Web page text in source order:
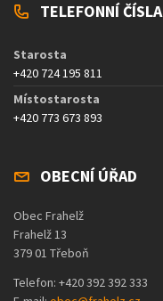
TELEFONNÍ ČÍSLA
Starosta
+420 724 195 811
Místostarosta
+420 773 673 893
OBECNÍ ÚŘAD
Obec Frahelž
Frahelž 13
379 01 Třeboň
Telefon: +420 392 392 333